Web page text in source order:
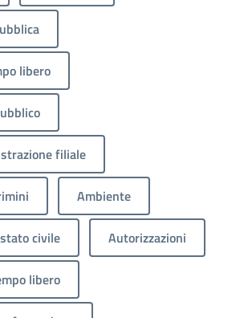
libero
filiale
Ambiente
civile Autorizzazioni
libero